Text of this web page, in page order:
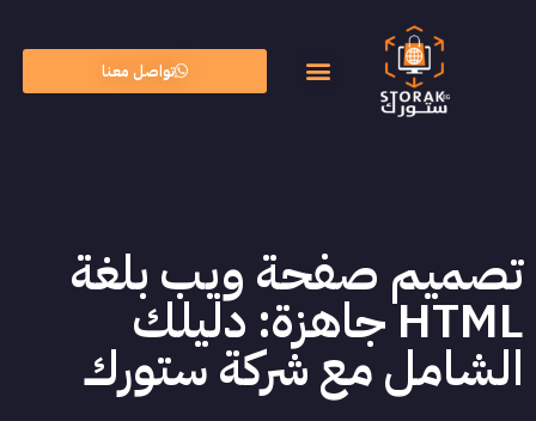
تواصل معنا
تصميم صفحة ويب بلغة
HTML جاهزة: دليلك
الشامل مع شركة ستورك